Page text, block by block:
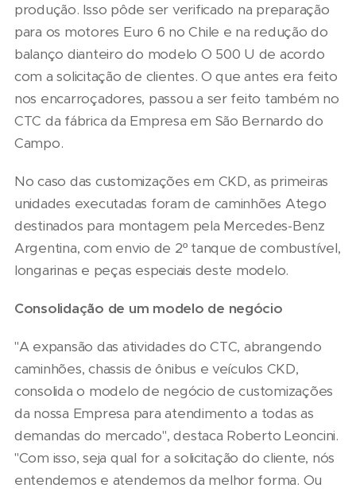
produção. Isso pôde ser verificado na preparação
para os motores Euro 6 no Chile e na redução do
balanço dianteiro do modelo O 500 U de acordo
com a solicitação de clientes. O que antes era feito
nos encarroçadores, passou a ser feito também no
CTC da fábrica da Empresa em São Bernardo do
Campo.
No caso das customizações em CKD, as primeiras
unidades executadas foram de caminhões Atego
destinados para montagem pela Mercedes-Benz
Argentina, com envio de 2º tanque de combustível,
longarinas e peças especiais deste modelo.
Consolidação de um modelo de negócio
"A expansão das atividades do CTC, abrangendo
caminhões, chassis de ônibus e veículos CKD,
consolida o modelo de negócio de customizações
da nossa Empresa para atendimento a todas as
demandas do mercado", destaca Roberto Leoncini.
"Com isso, seja qual for a solicitação do cliente, nós
entendemos e atendemos da melhor forma. Ou